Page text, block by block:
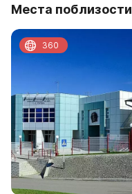
Места поблизости
360